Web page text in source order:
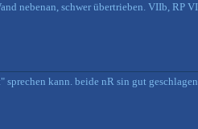
nebenan, schwer übertrieben. VIIb,
sprechen kann. beide nR sin gut